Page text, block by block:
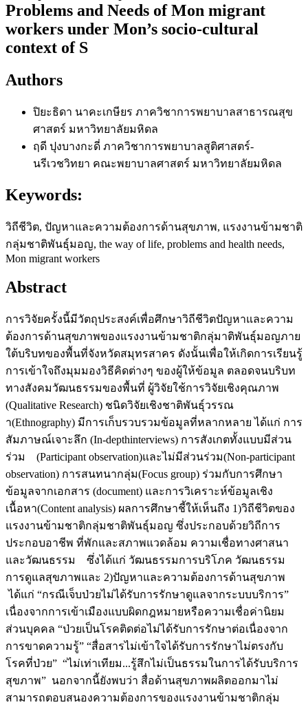
Problems and Needs of Mon migrant
workers under Mon’s socio-cultural
context of S
Authors
ปิยะธิดา นาคะเกษียร ภาควิชาการพยาบาลสาธารณสุข
ศาสตร์ มหาวิทยาลัยมหิดล
ฤดี ปุงบางกะดี่ ภาควิชาการพยาบาลสูติศาสตร์-
นรีเวชวิทยา คณะพยาบาลศาสตร์ มหาวิทยาลัยมหิดล
Keywords:
วิถีชีวิต, ปัญหาและความต้องการด้านสุขภาพ, แรงงานข้ามชาติ
กลุ่มชาติพันธุ์มอญ, the way of life, problems and health needs,
Mon migrant workers
Abstract
การวิจัยครั้งนี้มีวัตถุประสงค์เพื่อศึกษาวิถีชีวิตปัญหาและความ
ต้องการด้านสุขภาพของแรงงานข้ามชาติกลุ่มาติพันธุ์มอญภาย
ใต้บริบทของพื้นที่จังหวัดสมุทรสาคร ดังนั้นเพื่อให้เกิดการเรียนรู้
การเข้าใจถึงมุมมองวิธีคิดต่างๆ ของผู้ให้ข้อมูล ตลอดจนบริบท
ทางสังคมวัฒนธรรมของพื้นที่ ผู้วิจัยใช้การวิจัยเชิงคุณภาพ
(Qualitative Research) ชนิดวิจัยเชิงชาติพันธุ์วรรณ
า(Ethnography) มีการเก็บรวบรวมข้อมูลที่หลากหลาย ได้แก่ การ
สัมภาษณ์เจาะลึก (In-depthinterviews) การสังเกตทั้งแบบมีส่วน
ร่วม (Participant observation)และไม่มีส่วนร่วม(Non-participant
observation) การสนทนากลุ่ม(Focus group) ร่วมกับการศึกษา
ข้อมูลจากเอกสาร (document) และการวิเคราะห์ข้อมูลเชิง
เนื้อหา(Content analysis) ผลการศึกษาชี้ให้เห็นถึง 1)วิถีชีวิตของ
แรงงานข้ามชาติกลุ่มชาติพันธุ์มอญ ซึ่งประกอบด้วยวิถีการ
ประกอบอาชีพ ที่พักและสภาพแวดล้อม ความเชื่อทางศาสนา
และวัฒนธรรม ซึ่งได้แก่ วัฒนธรรมการบริโภค วัฒนธรรม
การดูแลสุขภาพและ 2)ปัญหาและความต้องการด้านสุขภาพ
ได้แก่ “กรณีเจ็บป่วยไม่ได้รับการรักษาดูแลจากระบบบริการ”
เนื่องจากการเข้าเมืองแบบผิดกฎหมายหรือความเชื่อค่านิยม
ส่วนบุคคล “ป่วยเป็นโรคติดต่อไม่ได้รับการรักษาต่อเนื่องจาก
การขาดความรู้” “สื่อสารไม่เข้าใจได้รับการรักษาไม่ตรงกับ
โรคที่ป่วย” “ไม่เท่าเทียม...รู้สึกไม่เป็นธรรมในการได้รับบริการ
สุขภาพ” นอกจากนี้ยังพบว่า สื่อด้านสุขภาพผลิตออกมาไม่
สามารถตอบสนองความต้องการของแรงงานข้ามชาติกลุ่ม